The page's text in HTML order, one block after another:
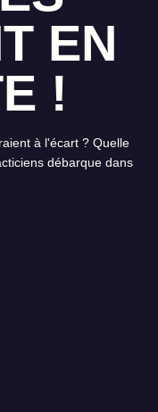
EN
!
à l'écart ? Quelle
débarque dans